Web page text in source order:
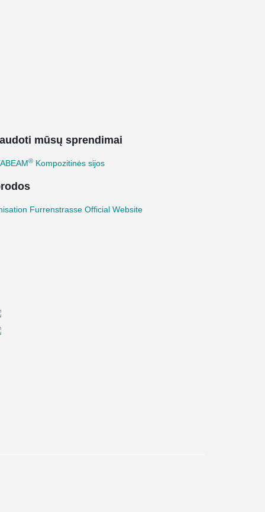
mūsų sprendimai
® Kompozitinės sijos
Furrenstrasse Official Website